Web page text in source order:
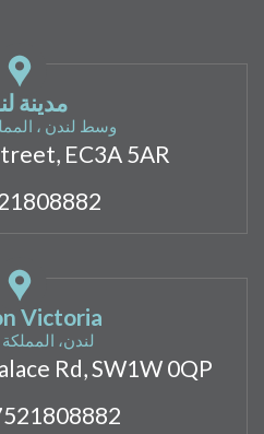
مدينة
وسط لندن ،
EC3A 5AR
Victoria
لندن،
Rd, SW1W 0QP